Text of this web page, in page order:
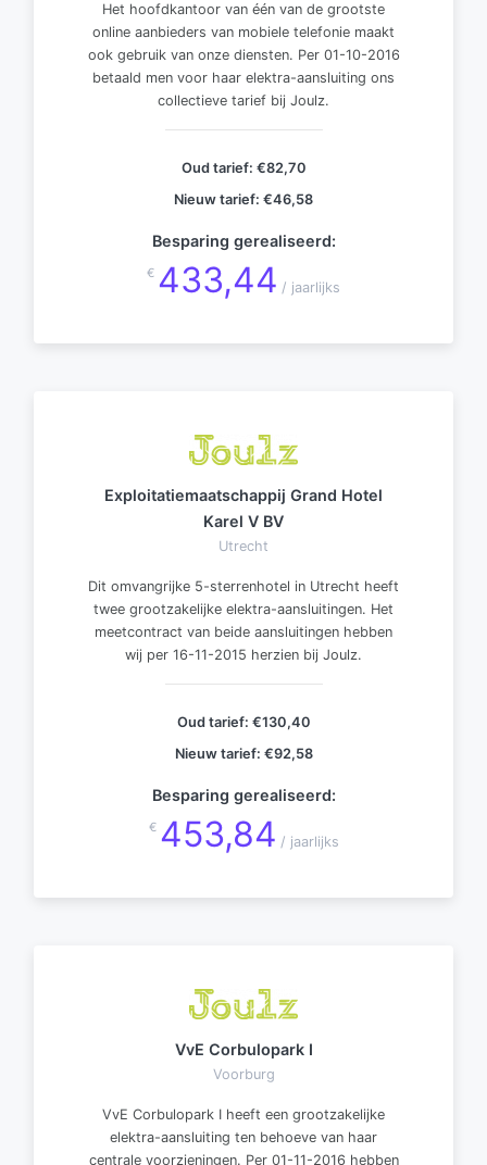
Het hoofdkantoor van één van de grootste
online aanbieders van mobiele telefonie maakt
ook gebruik van onze diensten. Per 01-10-2016
betaald men voor haar elektra-aansluiting ons
collectieve tarief bij Joulz.
Oud tarief: €82,70
Nieuw tarief: €46,58
Besparing gerealiseerd:
€ 433,44 / jaarlijks
Exploitatiemaatschappij Grand Hotel
Karel V BV
Utrecht
Dit omvangrijke 5-sterrenhotel in Utrecht heeft
twee grootzakelijke elektra-aansluitingen. Het
meetcontract van beide aansluitingen hebben
wij per 16-11-2015 herzien bij Joulz.
Oud tarief: €130,40
Nieuw tarief: €92,58
Besparing gerealiseerd:
€ 453,84 / jaarlijks
VvE Corbulopark I
Voorburg
VvE Corbulopark I heeft een grootzakelijke
elektra-aansluiting ten behoeve van haar
centrale voorzieningen. Per 01-11-2016 hebben